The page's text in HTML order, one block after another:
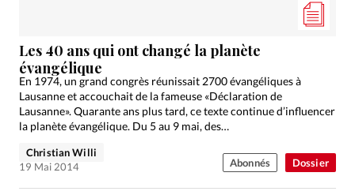
Dossier
Les 40 ans qui ont changé la planète
évangélique
En 1974, un grand congrès réunissait 2700 évangéliques à
Lausanne et accouchait de la fameuse «Déclaration de
Lausanne». Quarante ans plus tard, ce texte continue d’influencer
la planète évangélique. Du 5 au 9 mai, des…
Christian Willi
19 Mai 2014
Abonnés